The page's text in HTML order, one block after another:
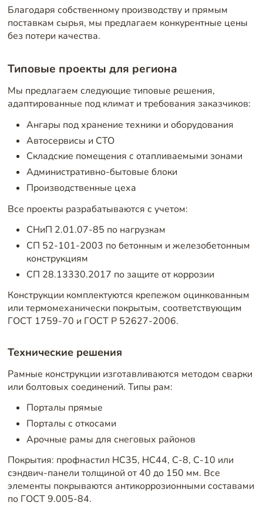
Благодаря собственному производству и прямым
поставкам сырья, мы предлагаем конкурентные цены
без потери качества.
Типовые проекты для региона
Мы предлагаем следующие типовые решения,
адаптированные под климат и требования заказчиков:
Ангары под хранение техники и оборудования
Автосервисы и СТО
Складские помещения с отапливаемыми зонами
Административно-бытовые блоки
Производственные цеха
Все проекты разрабатываются с учетом:
СНиП 2.01.07-85 по нагрузкам
СП 52-101-2003 по бетонным и железобетонным
конструкциям
СП 28.13330.2017 по защите от коррозии
Конструкции комплектуются крепежом оцинкованным
или термомеханически покрытым, соответствующим
ГОСТ 1759-70 и ГОСТ Р 52627-2006.
Технические решения
Рамные конструкции изготавливаются методом сварки
или болтовых соединений. Типы рам:
Порталы прямые
Порталы с откосами
Арочные рамы для снеговых районов
Покрытия: профнастил НС35, НС44, С-8, С-10 или
сэндвич-панели толщиной от 40 до 150 мм. Все
элементы покрываются антикоррозионными составами
по ГОСТ 9.005-84.